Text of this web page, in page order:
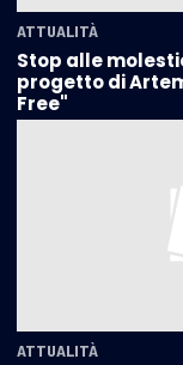
ATTUALITÀ
Stop alle
progetto di
Free"
ATTUALITÀ